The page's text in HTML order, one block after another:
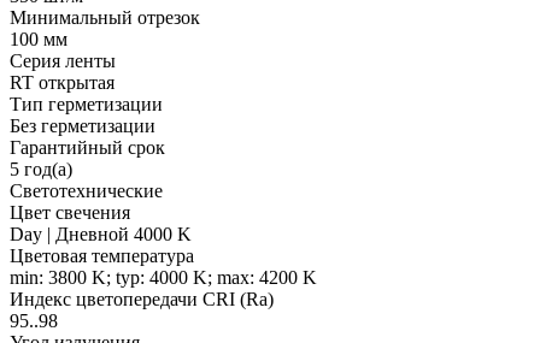
Минимальный отрезок
100 мм
Серия ленты
RT открытая
Тип герметизации
Без герметизации
Гарантийный срок
5 год(а)
Светотехнические
Цвет свечения
Day | Дневной 4000 K
Цветовая температура
min: 3800 K; typ: 4000 K; max: 4200 K
Индекс цветопередачи CRI (Ra)
95..98